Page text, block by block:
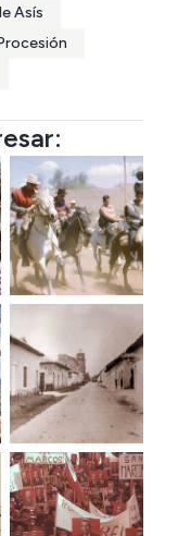
en Arte
Asís